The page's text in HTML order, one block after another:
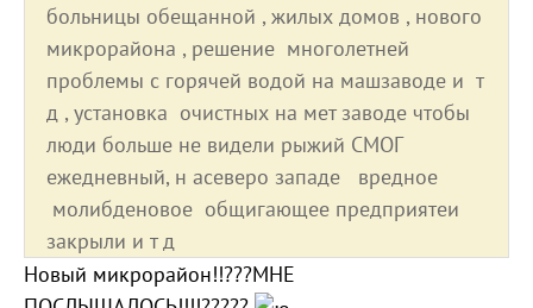
больницы обещанной , жилых домов , нового
микрорайона , решение многолетней
проблемы с горячей водой на машзаводе и т
д , установка очистных на мет заводе чтобы
люди больше не видели рыжий СМОГ
ежедневный, н асеверо западе вредное
молибденовое общигающее предприятеи
закрыли и т д
Новый микрорайон!!???МНЕ